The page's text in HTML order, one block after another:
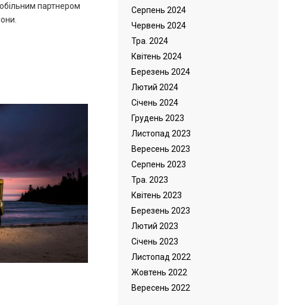
партнером
Серпень 2024
Червень 2024
Тра. 2024
Квітень 2024
Березень 2024
Лютий 2024
Cічень 2024
Грудень 2023
Листопад 2023
Вересень 2023
Серпень 2023
Тра. 2023
Квітень 2023
Березень 2023
Лютий 2023
Cічень 2023
Листопад 2022
Жовтень 2022
Вересень 2022